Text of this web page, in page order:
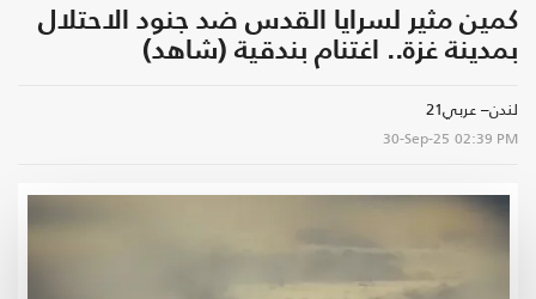
كمين مثير لسرايا القدس ضد جنود الاحتلال
بمدينة غزة.. اغتنام بندقية (شاهد)
لندن– عربي21
30-Sep-25 02:39 PM